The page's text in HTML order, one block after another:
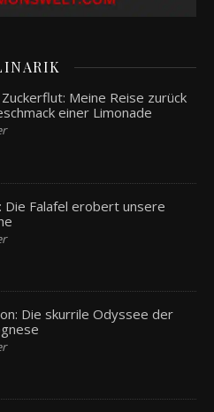
Meine Reise zurück
einer Limonade
Die Falafel erobert unsere
Die skurrile Odyssee der